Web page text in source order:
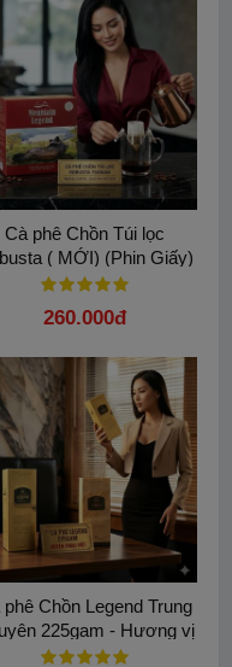
Cà phê Chồn Túi lọc
( MỚI) (Phin Giấy)
5 gói cao cấp
260.000đ
phê Chồn Legend Trung
225gam - Hương vị
kỳ cho cảm hứng sáng